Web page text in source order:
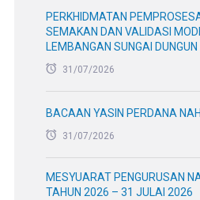
PERKHIDMATAN
SEMAKAN DAN VALIDASI
LEMBANGAN SUNGAI DUNGUN
31/07/2026
BACAAN YASIN PERDANA
31/07/2026
MESYUARAT PENGURUSAN
TAHUN 2026 – 31 JULAI 2026